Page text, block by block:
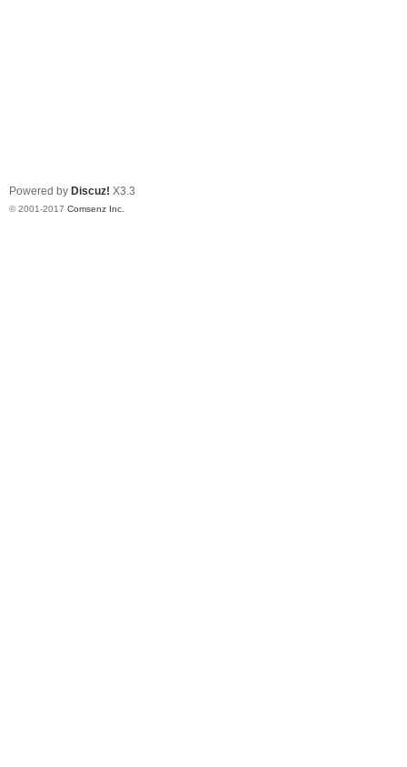
Powered by Discuz! X3.3
© 2001-2017 Comsenz Inc.